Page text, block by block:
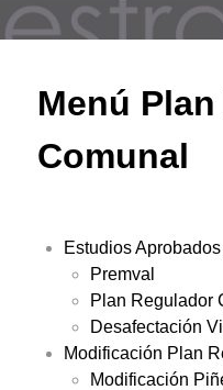
Menú
Comunal
Estudios
Premval
Plan Regulador
Desafectación
Modificación Plan
Modificación